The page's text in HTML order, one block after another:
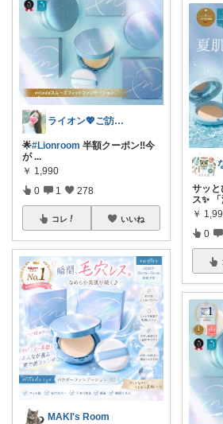
ライオン💖ご訪問🛒ありがとう💐
🌟#Lionroom 半額クーポン‼️今
が ...
￥ 1,990
0 1 278
コレ いいね
MAKI's Room
サッと
ス✨
￥
0